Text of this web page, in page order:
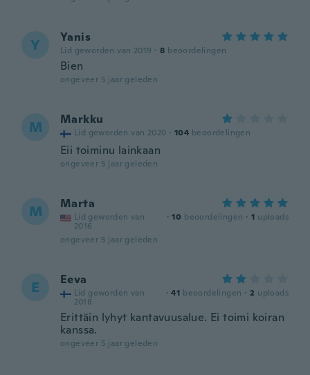
Y Yanis
Lid geworden van 2019 · 8 beoordelingen
Bien
ongeveer 5 jaar geleden
M Markku
Lid geworden van 2020 · 104 beoordelingen
Eii toiminu lainkaan
ongeveer 5 jaar geleden
M Marta
Lid geworden van
2016
· 10 beoordelingen · 1 uploads
ongeveer 5 jaar geleden
E Eeva
Lid geworden van
2018
· 41 beoordelingen · 2 uploads
Erittäin lyhyt kantavuusalue. Ei toimi koiran
kanssa.
ongeveer 5 jaar geleden